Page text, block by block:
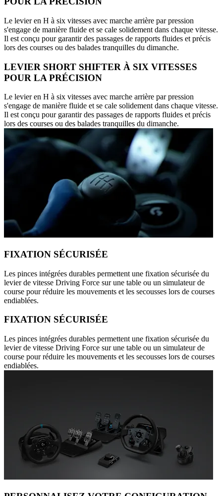
Le levier en H à six vitesses avec marche arrière par pression
s'engage de manière fluide et se cale solidement dans chaque vitesse.
Il est conçu pour garantir des passages de rapports fluides et précis
lors des courses ou des balades tranquilles du dimanche.
LEVIER SHORT SHIFTER À SIX VITESSES
POUR LA PRÉCISION
Le levier en H à six vitesses avec marche arrière par pression
s'engage de manière fluide et se cale solidement dans chaque vitesse.
Il est conçu pour garantir des passages de rapports fluides et précis
lors des courses ou des balades tranquilles du dimanche.
FIXATION SÉCURISÉE
Les pinces intégrées durables permettent une fixation sécurisée du
levier de vitesse Driving Force sur une table ou un simulateur de
course pour réduire les mouvements et les secousses lors de courses
endiablées.
FIXATION SÉCURISÉE
Les pinces intégrées durables permettent une fixation sécurisée du
levier de vitesse Driving Force sur une table ou un simulateur de
course pour réduire les mouvements et les secousses lors de courses
endiablées.